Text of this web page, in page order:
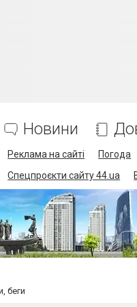
Новини
Реклама на сайті
Погода
Спецпроєкти сайту 44.ua
беги